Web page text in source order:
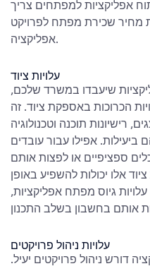
אפליקציות למפתחים צריך
מחיר שכירת מפתח לפרויקט
אפליקציה.
עלויות ציוד
שיעבדו במשרד שלכם,
הכרוכות באספקת ציוד. זה
רישיונות תוכנה וטכנולוגיה
אפילו עבור עובדים
ספציפיים או לפצות אותם
אלו יכולות להשפיע באופן
עלויות גיוס מפתח אפליקציות,
עלויות ניהול פרויקטים
דורש ניהול פרויקטים יעיל.